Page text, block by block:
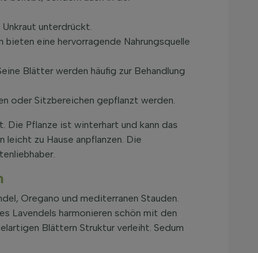
unterdrückt.
bieten eine hervorragende Nahrungsquelle
Blätter werden häufig zur Behandlung
oder Sitzbereichen gepflanzt werden.
Die Pflanze ist winterhart und kann das
leicht zu Hause anpflanzen. Die
Oregano und mediterranen Stauden.
Lavendels harmonieren schön mit den
Blättern Struktur verleiht. Sedum